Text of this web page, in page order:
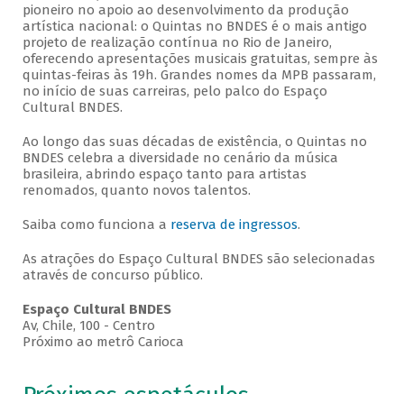
pioneiro no apoio ao desenvolvimento da produção
artística nacional: o Quintas no BNDES é o mais antigo
projeto de realização contínua no Rio de Janeiro,
oferecendo apresentações musicais gratuitas, sempre às
quintas-feiras às 19h. Grandes nomes da MPB passaram,
no início de suas carreiras, pelo palco do Espaço
Cultural BNDES.
Ao longo das suas décadas de existência, o Quintas no
BNDES celebra a diversidade no cenário da música
brasileira, abrindo espaço tanto para artistas
renomados, quanto novos talentos.
Saiba como funciona a reserva de ingressos.
As atrações do Espaço Cultural BNDES são selecionadas
através de concurso público.
Espaço Cultural BNDES
Av, Chile, 100 - Centro
Próximo ao metrô Carioca